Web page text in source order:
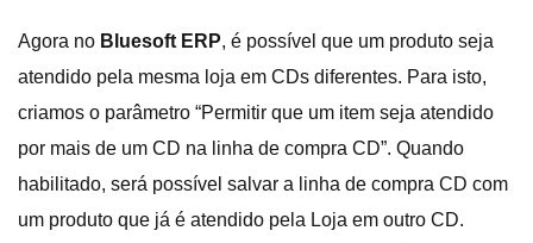
Agora no Bluesoft ERP, é possível que um produto seja
atendido pela mesma loja em CDs diferentes. Para isto,
criamos o parâmetro “Permitir que um item seja atendido
por mais de um CD na linha de compra CD”. Quando
habilitado, será possível salvar a linha de compra CD com
um produto que já é atendido pela Loja em outro CD.